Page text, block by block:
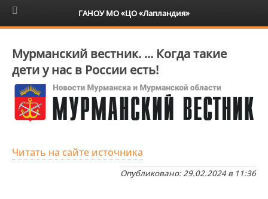
6+
Мурманский вестник. ... Когда такие
дети у нас в России есть!
Читать на сайте источника
Опубликовано: 29.02.2024 в 11:36
ГАНОУ МО «ЦО «Лапландия»